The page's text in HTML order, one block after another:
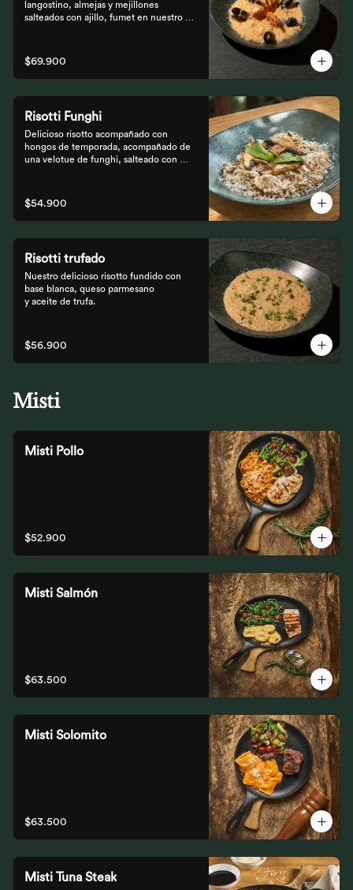
langostino, almejas y mejillones
salteados con ajillo, fumet en nuestro
$69.900
Risotti Funghi
Delicioso risotto acompañado con
hongos de temporada, acompañado de
una velotue de funghi, salteado con
$54.900
Risotti trufado
Nuestro delicioso risotto fundido con
base blanca, queso parmesano
y aceite de trufa.
$56.900
Misti
Misti Pollo
$52.900
Misti Salmón
$63.500
Misti Solomito
$63.500
Misti Tuna Steak